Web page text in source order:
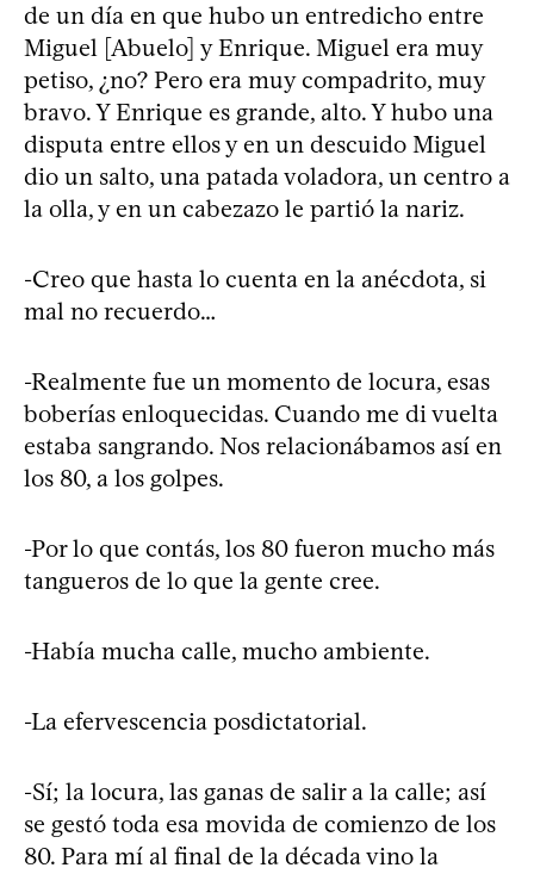
de un día en que hubo un entredicho entre
Miguel [Abuelo] y Enrique. Miguel era muy
petiso, ¿no? Pero era muy compadrito, muy
bravo. Y Enrique es grande, alto. Y hubo una
disputa entre ellos y en un descuido Miguel
dio un salto, una patada voladora, un centro a
la olla, y en un cabezazo le partió la nariz.
-Creo que hasta lo cuenta en la anécdota, si
mal no recuerdo…
-Realmente fue un momento de locura, esas
boberías enloquecidas. Cuando me di vuelta
estaba sangrando. Nos relacionábamos así en
los 80, a los golpes.
-Por lo que contás, los 80 fueron mucho más
tangueros de lo que la gente cree.
-Había mucha calle, mucho ambiente.
-La efervescencia posdictatorial.
-Sí; la locura, las ganas de salir a la calle; así
se gestó toda esa movida de comienzo de los
80. Para mí al final de la década vino la